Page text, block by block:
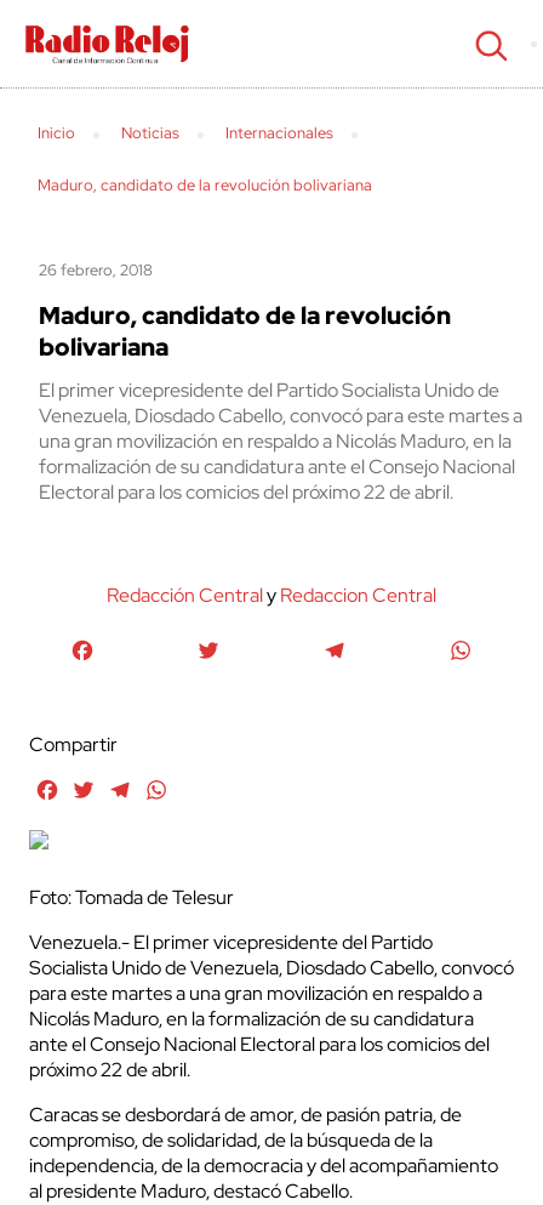
cerrar
Inicio Noticias Internacionales
Maduro, candidato de la revolución bolivariana
26 febrero, 2018
Maduro, candidato de la revolución
bolivariana
El primer vicepresidente del Partido Socialista Unido de
Venezuela, Diosdado Cabello, convocó para este martes a
una gran movilización en respaldo a Nicolás Maduro, en la
formalización de su candidatura ante el Consejo Nacional
Electoral para los comicios del próximo 22 de abril.
Redacción CentralyRedaccion Central
Compartir
FacebookTwitterTelegram
Foto: Tomada de Telesur
Venezuela.- El primer vicepresidente del Partido
Socialista Unido de Venezuela, Diosdado Cabello, convocó
para este martes a una gran movilización en respaldo a
Nicolás Maduro, en la formalización de su candidatura
ante el Consejo Nacional Electoral para los comicios del
próximo 22 de abril.
Caracas se desbordará de amor, de pasión patria, de
compromiso, de solidaridad, de la búsqueda de la
independencia, de la democracia y del acompañamiento
al presidente Maduro, destacó Cabello.